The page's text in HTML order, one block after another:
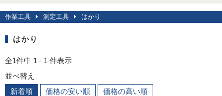
作業工具 測定工具 はかり
はかり
全1件中 1 - 1 件表示
並べ替え
新着順
価格の安い順 価格の高い順